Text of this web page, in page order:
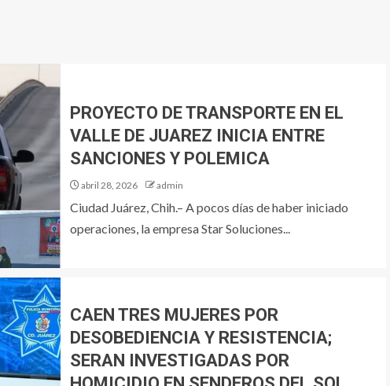
PROYECTO DE TRANSPORTE EN EL
VALLE DE JUAREZ INICIA ENTRE
SANCIONES Y POLEMICA
abril 28, 2026 admin
Ciudad Juárez, Chih.– A pocos días de haber iniciado
operaciones, la empresa Star Soluciones...
CAEN TRES MUJERES POR
DESOBEDIENCIA Y RESISTENCIA;
SERAN INVESTIGADAS POR